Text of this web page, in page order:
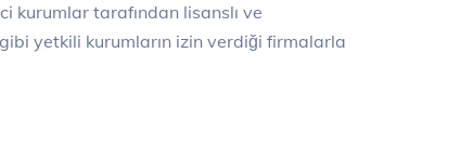
kurumlar tarafından lisanslı ve
yetkili kurumların izin verdiği firmalarla